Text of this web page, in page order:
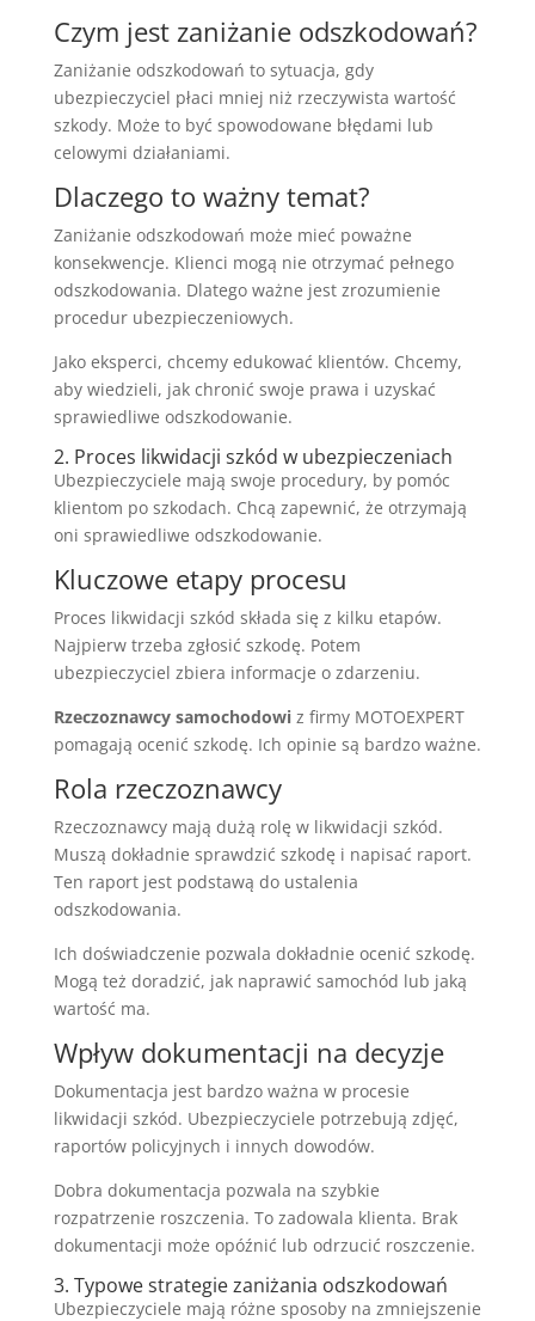
Czym jest zaniżanie odszkodowań?
Zaniżanie odszkodowań to sytuacja, gdy
ubezpieczyciel płaci mniej niż rzeczywista wartość
szkody. Może to być spowodowane błędami lub
celowymi działaniami.
Dlaczego to ważny temat?
Zaniżanie odszkodowań może mieć poważne
konsekwencje. Klienci mogą nie otrzymać pełnego
odszkodowania. Dlatego ważne jest zrozumienie
procedur ubezpieczeniowych.
Jako eksperci, chcemy edukować klientów. Chcemy,
aby wiedzieli, jak chronić swoje prawa i uzyskać
sprawiedliwe odszkodowanie.
2. Proces likwidacji szkód w ubezpieczeniach
Ubezpieczyciele mają swoje procedury, by pomóc
klientom po szkodach. Chcą zapewnić, że otrzymają
oni sprawiedliwe odszkodowanie.
Kluczowe etapy procesu
Proces likwidacji szkód składa się z kilku etapów.
Najpierw trzeba zgłosić szkodę. Potem
ubezpieczyciel zbiera informacje o zdarzeniu.
Rzeczoznawcy samochodowiz firmy MOTOEXPERT
pomagają ocenić szkodę. Ich opinie są bardzo ważne.
Rola rzeczoznawcy
Rzeczoznawcy mają dużą rolę w likwidacji szkód.
Muszą dokładnie sprawdzić szkodę i napisać raport.
Ten raport jest podstawą do ustalenia
odszkodowania.
Ich doświadczenie pozwala dokładnie ocenić szkodę.
Mogą też doradzić, jak naprawić samochód lub jaką
wartość ma.
Wpływ dokumentacji na decyzje
Dokumentacja jest bardzo ważna w procesie
likwidacji szkód. Ubezpieczyciele potrzebują zdjęć,
raportów policyjnych i innych dowodów.
Dobra dokumentacja pozwala na szybkie
rozpatrzenie roszczenia. To zadowala klienta. Brak
dokumentacji może opóźnić lub odrzucić roszczenie.
3. Typowe strategie zaniżania odszkodowań
Ubezpieczyciele mają różne sposoby na zmniejszenie